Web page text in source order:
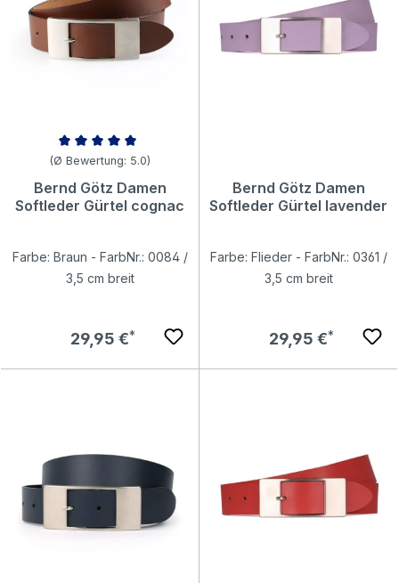
Durchschnittliche Bewertung von 5 von 5 Sternen
(Ø Bewertung: 5.0)
Bernd Götz Damen
Softleder Gürtel cognac
Farbe: Braun - FarbNr.: 0084 /
3,5 cm breit
Regulärer Preis:
29,95 €
Bernd Götz Damen
Softleder Gürtel lavender
Farbe: Flieder - FarbNr.: 0361 /
3,5 cm breit
Regulärer Preis:
29,95 €